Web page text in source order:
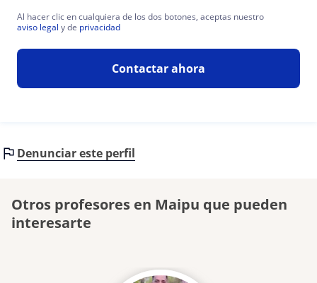
Al hacer clic en cualquiera de los dos botones, aceptas nuestro
aviso legal y de privacidad
Contactar ahora
Denunciar este perfil
Otros profesores en Maipu que pueden
interesarte